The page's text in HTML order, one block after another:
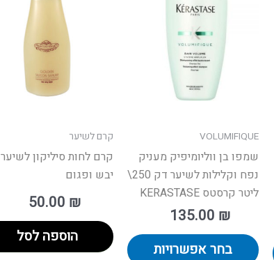
בעמוד
המוצר
VOLUMIFIQUE
שמפו בן ווליומיפיק מעניק
נפח וקלילות לשיער דק 250\
ליטר קרסטס KERASTASE
135.00 ₪
בחר אפשרויות
בעמוד
המוצר
קרם לשיער
קרם לחות סיליקון לשיער
יבש ופגום
50.00 ₪
הוספה לסל